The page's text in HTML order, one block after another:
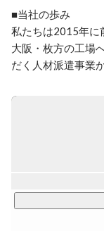
思っている方、
■当社の歩み
私たちは2015年に
大阪・枚方の工場
だく人材派遣事業
い、2年が経った